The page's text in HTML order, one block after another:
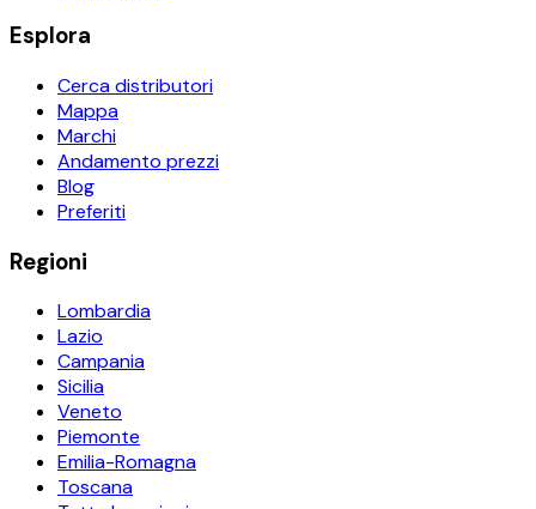
Esplora
Cerca distributori
Mappa
Marchi
Andamento prezzi
Blog
Preferiti
Regioni
Lombardia
Lazio
Campania
Sicilia
Veneto
Piemonte
Emilia-Romagna
Toscana